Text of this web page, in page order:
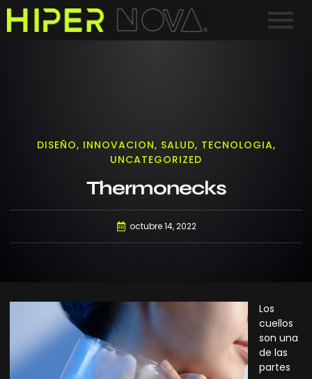
DISEÑO, INNOVACION, SALUD, TECNOLOGIA,
UNCATEGORIZED
Thermonecks
octubre 14, 2022
Los
cuellos
son una
de las
partes